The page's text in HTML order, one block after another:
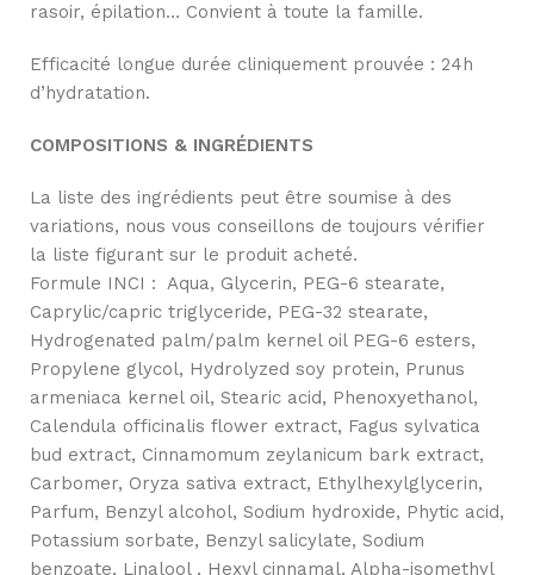
rasoir, épilation… Convient à toute la famille.
Efficacité longue durée cliniquement prouvée : 24h
d’hydratation.
COMPOSITIONS & INGRÉDIENTS
La liste des ingrédients peut être soumise à des
variations, nous vous conseillons de toujours vérifier
la liste figurant sur le produit acheté.
Formule INCI : Aqua, Glycerin, PEG-6 stearate,
Caprylic/capric triglyceride, PEG-32 stearate,
Hydrogenated palm/palm kernel oil PEG-6 esters,
Propylene glycol, Hydrolyzed soy protein, Prunus
armeniaca kernel oil, Stearic acid, Phenoxyethanol,
Calendula officinalis flower extract, Fagus sylvatica
bud extract, Cinnamomum zeylanicum bark extract,
Carbomer, Oryza sativa extract, Ethylhexylglycerin,
Parfum, Benzyl alcohol, Sodium hydroxide, Phytic acid,
Potassium sorbate, Benzyl salicylate, Sodium
benzoate, Linalool , Hexyl cinnamal, Alpha-isomethyl